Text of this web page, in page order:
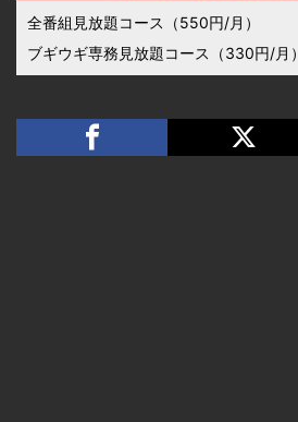
全番組見放題コース（550円/月）
ブギウギ専務見放題コース（330円/月）